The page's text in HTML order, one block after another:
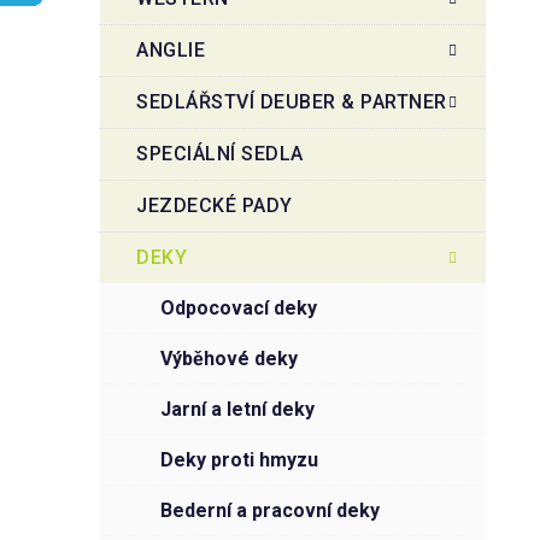
n
í
n
l
ANGLIE
SEDLÁŘSTVÍ DEUBER & PARTNER
SPECIÁLNÍ SEDLA
JEZDECKÉ PADY
DEKY
odpocovací deky
výběhové deky
jarní a letní deky
deky proti hmyzu
bederní a pracovní deky